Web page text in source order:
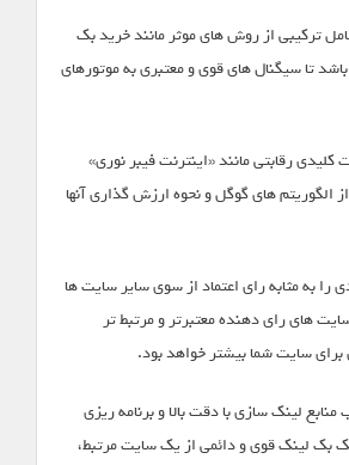
ترکیبی از روش های موثر مانند خرید بک
تا سیگنال های قوی و معتبری به موتورهای
رقابتی مانند «اینترنت فیبر نوری»
الگوریتم های گوگل و نحوه ارزش گذاری آنها
را به مثابه رای اعتماد از سوی سایر سایت ها
های رای دهنده معتبرتر و مرتبط تر
سایت شما بیشتر خواهد بود.
لینک سازی با دقت بالا و برنامه ریزی
بک لینک قوی و دائمی از یک سایت مرتبط،